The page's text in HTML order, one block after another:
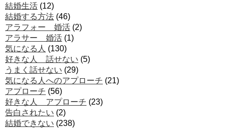
結婚生活 (12)
結婚する方法 (46)
アラフォー 婚活 (2)
アラサー 婚活 (1)
気になる人 (130)
好きな人 話せない (5)
うまく話せない (29)
気になる人へのアプローチ (21)
アプローチ (56)
好きな人 アプローチ (23)
告白されたい (2)
結婚できない (238)